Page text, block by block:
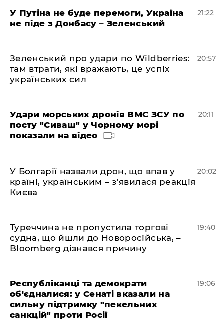
У Путіна не буде перемоги, Україна
не піде з Донбасу – Зеленський
21:22
Зеленський про удари по Wildberries:
там втрати, які вражають, це успіх
українських сил
20:57
Удари морських дронів ВМС ЗСУ по
посту "Сиваш" у Чорному морі
показали на відео
20:11
У Болгарії назвали дрон, що впав у
країні, українським – з'явилася реакція
Києва
20:02
Туреччина не пропустила торгові
судна, що йшли до Новоросійська, –
Bloomberg дізнався причину
19:40
Республіканці та демократи
об'єдналися: у Сенаті вказали на
сильну підтримку "пекельних
санкцій" проти Росії
19:06